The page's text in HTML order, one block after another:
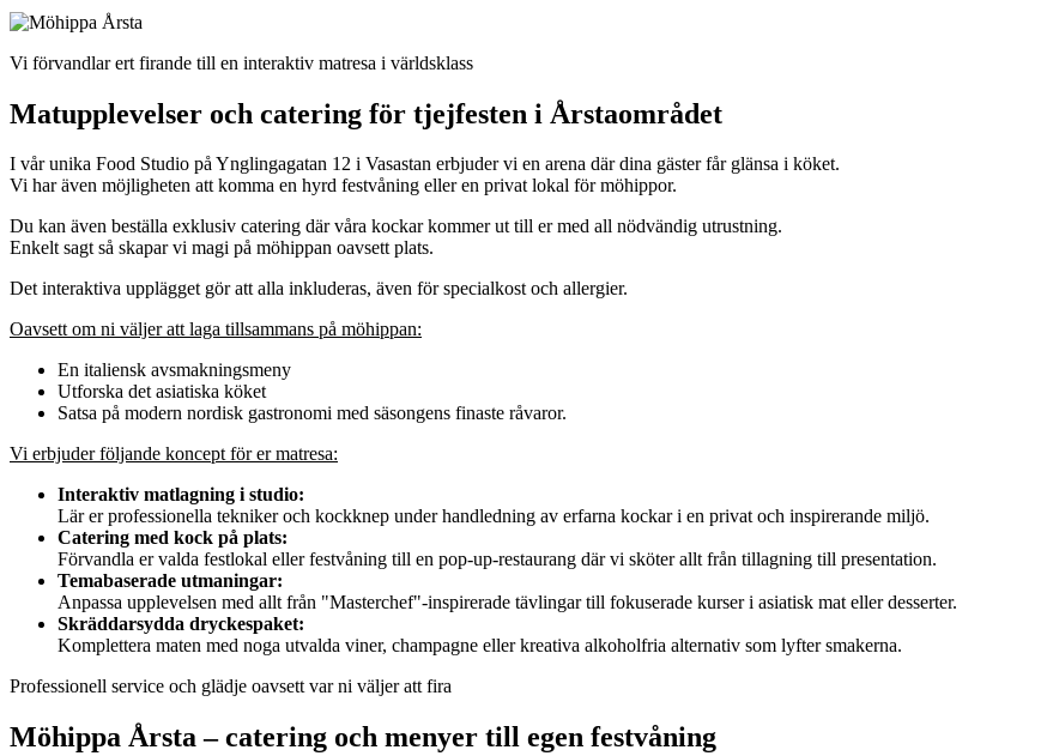
Vi förvandlar ert firande till en interaktiv matresa i världsklass
Matupplevelser och catering för tjejfesten i Årstaområdet
I vår unika Food Studio på Ynglingagatan 12 i Vasastan erbjuder vi en arena där dina gäster får glänsa i köket.
Vi har även möjligheten att komma en hyrd festvåning eller en privat lokal för möhippor.
Du kan även beställa exklusiv catering där våra kockar kommer ut till er med all nödvändig utrustning.
Enkelt sagt så skapar vi magi på möhippan oavsett plats.
Det interaktiva upplägget gör att alla inkluderas, även för specialkost och allergier.
Oavsett om ni väljer att laga tillsammans på möhippan:
En italiensk avsmakningsmeny
Utforska det asiatiska köket
Satsa på modern nordisk gastronomi med säsongens finaste råvaror.
Vi erbjuder följande koncept för er matresa:
Interaktiv matlagning i studio:
Lär er professionella tekniker och kockknep under handledning av erfarna kockar i en privat och inspirerande miljö.
Catering med kock på plats:
Förvandla er valda festlokal eller festvåning till en pop-up-restaurang där vi sköter allt från tillagning till presentation.
Temabaserade utmaningar:
Anpassa upplevelsen med allt från "Masterchef"-inspirerade tävlingar till fokuserade kurser i asiatisk mat eller desserter.
Skräddarsydda dryckespaket:
Komplettera maten med noga utvalda viner, champagne eller kreativa alkoholfria alternativ som lyfter smakerna.
Professionell service och glädje oavsett var ni väljer att fira
Möhippa Årsta – catering och menyer till egen festvåning